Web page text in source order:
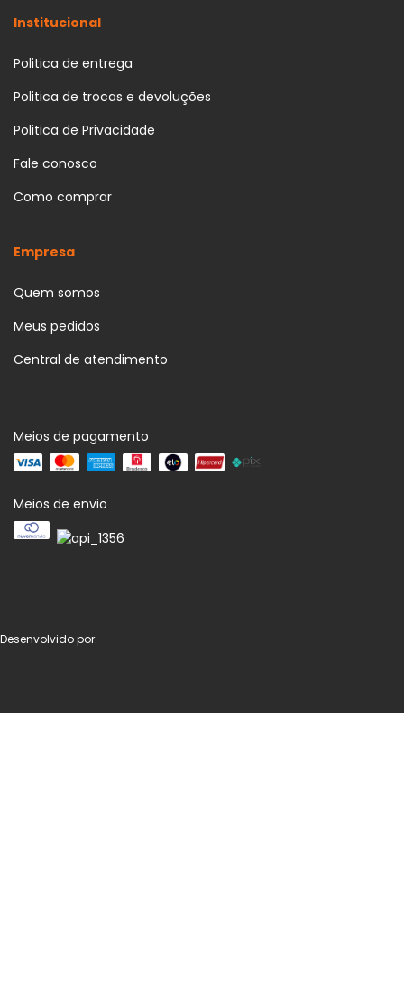
Institucional
Politica de entrega
Politica de trocas e devoluções
Politica de Privacidade
Fale conosco
Como comprar
Empresa
Quem somos
Meus pedidos
Central de atendimento
Meios de pagamento
Meios de envio
Desenvolvido por: